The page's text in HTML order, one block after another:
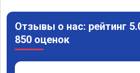
Отзывы о нас: рейтинг
850 оценок